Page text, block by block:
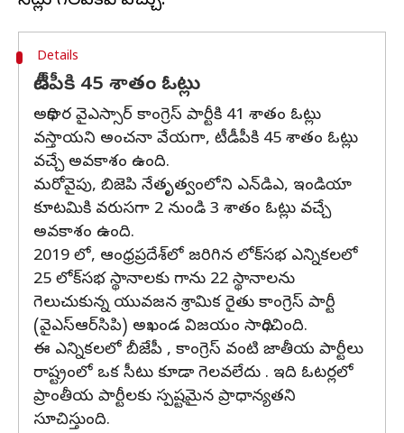
Details
టీడీపీకి 45 శాతం ఓట్లు
అధికార వైఎస్సార్ కాంగ్రెస్ పార్టీకి 41 శాతం ఓట్లు
వస్తాయని అంచనా వేయగా, టీడీపీకి 45 శాతం ఓట్లు
వచ్చే అవకాశం ఉంది.
మరోవైపు, బిజెపి నేతృత్వంలోని ఎన్‌డిఎ, ఇండియా
కూటమికి వరుసగా 2 నుండి 3 శాతం ఓట్లు వచ్చే
అవకాశం ఉంది.
2019 లో, ఆంధ్రప్రదేశ్‌లో జరిగిన లోక్‌సభ ఎన్నికలలో
25 లోక్‌సభ స్థానాలకు గాను 22 స్థానాలను
గెలుచుకున్న యువజన శ్రామిక రైతు కాంగ్రెస్ పార్టీ
(వైఎస్‌ఆర్‌సిపి) అఖండ విజయం సాధించింది.
ఈ ఎన్నికలలో బీజేపీ , కాంగ్రెస్ వంటి జాతీయ పార్టీలు
రాష్ట్రంలో ఒక సీటు కూడా గెలవలేదు . ఇది ఓటర్లలో
ప్రాంతీయ పార్టీలకు స్పష్టమైన ప్రాధాన్యతని
సూచిస్తుంది.